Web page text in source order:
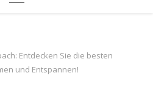
Entdecken Sie die besten
und Entspannen!